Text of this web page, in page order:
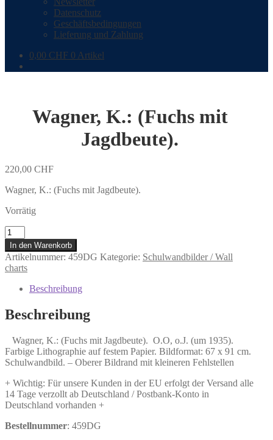
Datenschutz
Geschäftsbedingungen
Lieferung und Zahlung
0,00 CHF 0 Artikel
Wagner, K.: (Fuchs mit
Jagdbeute).
220,00 CHF
Wagner, K.: (Fuchs mit Jagdbeute).
Vorrätig
Wagner,
K.:
(Fuchs
mit
Jagdbeute).
Menge
In den Warenkorb
Artikelnummer: 459DG Kategorie: Schulwandbilder / Wall
charts
Beschreibung
Beschreibung
Wagner, K.: (Fuchs mit Jagdbeute). O.O, o.J. (um 1935).
Farbige Lithographie auf festem Papier. Bildformat: 67 x 91 cm.
Schulwandbild. – Oberer Bildrand mit kleineren Fehlstellen
+ Wichtig: Für unsere Kunden in der EU erfolgt der Versand alle
14 Tage verzollt ab Deutschland / Postbank-Konto in
Deutschland vorhanden +
Bestellnummer: 459DG